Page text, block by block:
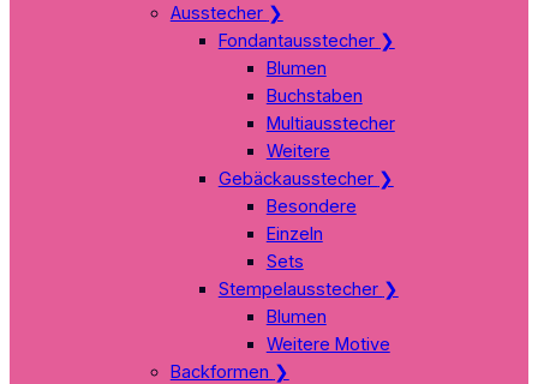
Ausstecher ❯
Fondantausstecher ❯
Blumen
Buchstaben
Multiausstecher
Weitere
Gebäckausstecher ❯
Besondere
Einzeln
Sets
Stempelausstecher ❯
Blumen
Weitere Motive
Backformen ❯